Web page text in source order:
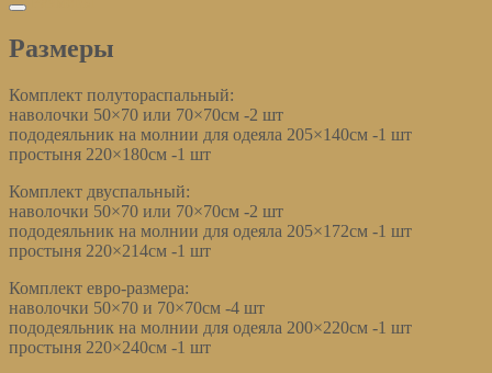
Размеры
Комплект полутораспальный:
наволочки 50×70 или 70×70см -2 шт
пододеяльник на молнии для одеяла 205×140см -1 шт
простыня 220×180см -1 шт
Комплект двуспальный:
наволочки 50×70 или 70×70см -2 шт
пододеяльник на молнии для одеяла 205×172см -1 шт
простыня 220×214см -1 шт
Комплект евро-размера:
наволочки 50×70 и 70×70см -4 шт
пододеяльник на молнии для одеяла 200×220см -1 шт
простыня 220×240см -1 шт